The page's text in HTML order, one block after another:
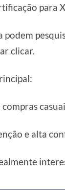
para
podem
clicar.
e alta